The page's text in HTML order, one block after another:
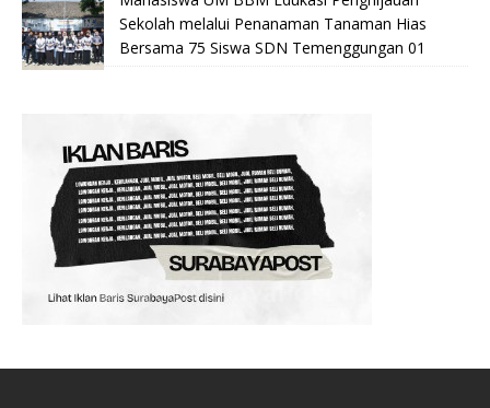
Sekolah melalui Penanaman Tanaman Hias
Bersama 75 Siswa SDN Temenggungan 01